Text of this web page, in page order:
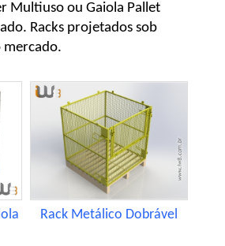
Multiuso ou Gaiola Pallet
Racks projetados sob
mercado.
Rack Metálico Dobrável